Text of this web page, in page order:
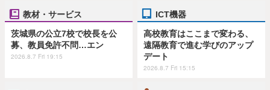
教材・サービス
茨城県の公立7校で校長を公
募、教員免許不問…エン
2026.8.7 Fri 19:15
ICT機器
高校教育はここまで変わる、
遠隔教育で進む学びのアップ
デート
2026.8.7 Fri 15:15